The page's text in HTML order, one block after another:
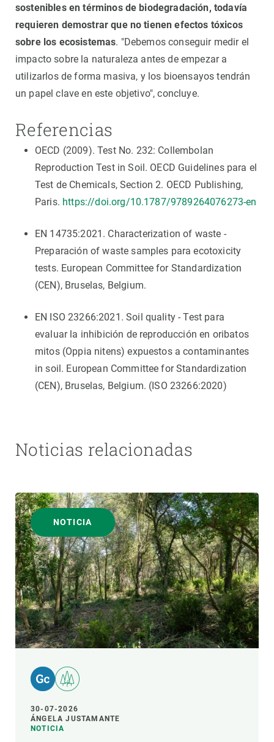
sostenibles en términos de biodegradación, todavía
requieren demostrar que no tienen efectos tóxicos
sobre los ecosistemas. "Debemos conseguir medir el
impacto sobre la naturaleza antes de empezar a
utilizarlos de forma masiva, y los bioensayos tendrán
un papel clave en este objetivo", concluye.
Referencias
OECD (2009). Test No. 232: Collembolan
Reproduction Test in Soil. OECD Guidelines para el
Test de Chemicals, Section 2. OECD Publishing,
Paris. https://doi.org/10.1787/9789264076273-en
EN 14735:2021. Characterization of waste -
Preparación of waste samples para ecotoxicity
tests. European Committee for Standardization
(CEN), Bruselas, Belgium.
EN ISO 23266:2021. Soil quality - Test para
evaluar la inhibición de reproducción en oribatos
mitos (Oppia nitens) expuestos a contaminantes
in soil. European Committee for Standardization
(CEN), Bruselas, Belgium. (ISO 23266:2020)
Noticias relacionadas
NOTICIA
30-07-2026
ÁNGELA JUSTAMANTE
NOTICIA